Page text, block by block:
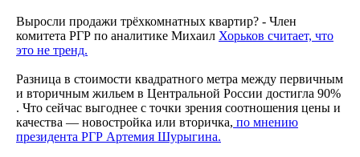
Выросли продажи трёхкомнатных квартир? - Член
комитета РГР по аналитике Михаил Хорьков считает, что
это не тренд.
Разница в стоимости квадратного метра между первичным
и вторичным жильем в Центральной России достигла 90%
. Что сейчас выгоднее с точки зрения соотношения цены и
качества — новостройка или вторичка, по мнению
президента РГР Артемия Шурыгина.